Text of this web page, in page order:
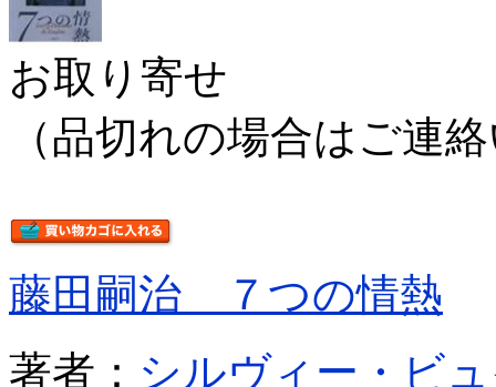
お取り寄せ
（品切れの場合はご連
藤田嗣治 ７つの情熱
著者： シルヴィー・ビ